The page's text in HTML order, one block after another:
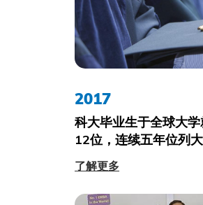
2017
科大毕业生于全球大
12位，连续五年位列大
了解更多